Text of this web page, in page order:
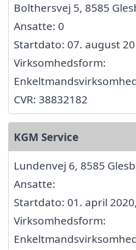
Bolthersvej 5, 8585
Ansatte: 0
Startdato: 07. august
Virksomhedsform:
CVR: 38832182
KGM Service
Lundenvej 6, 8585
Ansatte:
Startdato: 01. april 2020,
Virksomhedsform: